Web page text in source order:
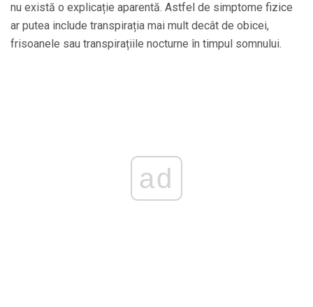
nu există o explicație aparentă. Astfel de simptome fizice
ar putea include transpirația mai mult decât de obicei,
frisoanele sau transpirațiile nocturne în timpul somnului.
ad